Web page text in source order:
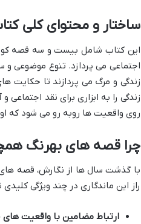
ساختار و محتوای کلی
این کتاب شامل بیست و سه قصه
اجتماعی می پردازد. تنوع موضوعی
زندگی و مرگ می پردازند تا حکایت
زندگی را به ابزاری برای نقد
روی واقعیت ها روبه رو می شود که
چرا قصه های بهرنگ
با گذشت سال ها از نگارش، قصه
راز این ماندگاری در چند ویژگی
ارتباط مضامین با واقعیت